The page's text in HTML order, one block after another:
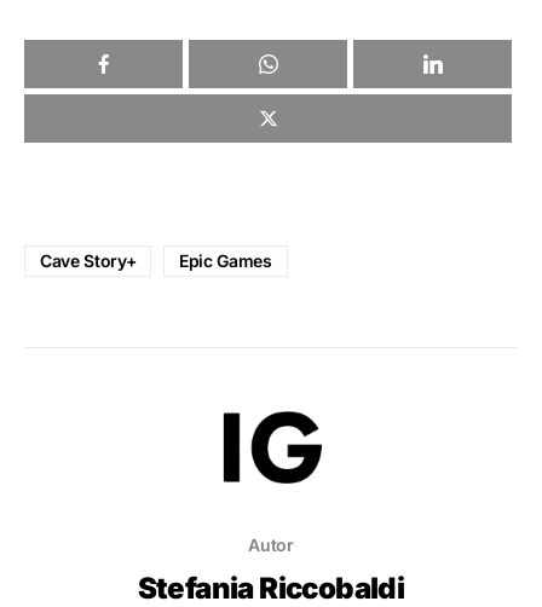
Cave Story+ Epic Games
Autor
Stefania Riccobaldi